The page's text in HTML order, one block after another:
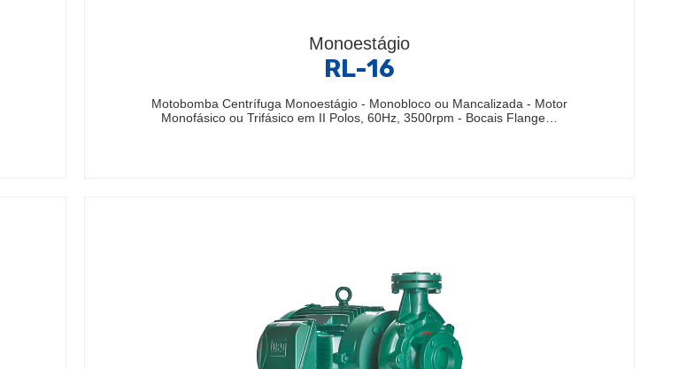
Monoestágio
RL-16
Motobomba Centrífuga Monoestágio - Monobloco ou Mancalizada - Motor
Monofásico ou Trifásico em II Polos, 60Hz, 3500rpm - Bocais Flange…